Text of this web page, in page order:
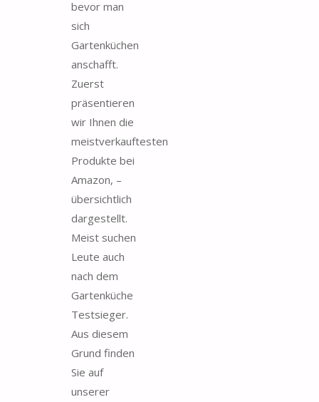
bevor man
sich
Gartenküchen
anschafft.
Zuerst
präsentieren
wir Ihnen die
meistverkauftesten
Produkte bei
Amazon, –
übersichtlich
dargestellt.
Meist suchen
Leute auch
nach dem
Gartenküche
Testsieger.
Aus diesem
Grund finden
Sie auf
unserer